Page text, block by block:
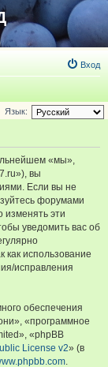
Вход
Язык:
«мы»,
вы
Если вы не
форумами
эти
уведомить вас об
как использование
исправления
обеспечения
«программное
«phpBB
License v2» (в
.